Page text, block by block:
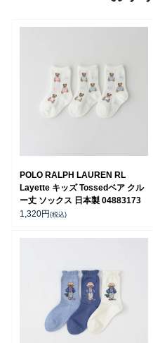
POLO RALPH LAUREN RL
Layette キッズ Tossedベア クル
ー丈 ソックス 日本製 04883173
1,320円 (税込)